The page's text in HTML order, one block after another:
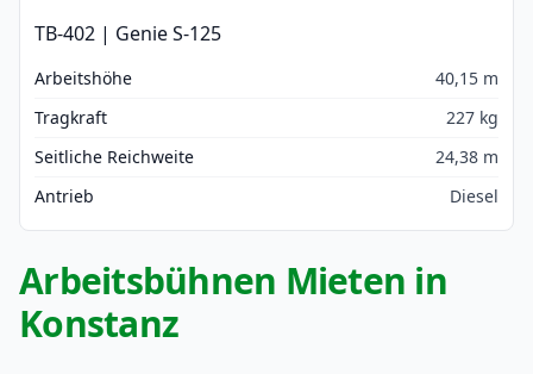
TB-402 | Genie S-125
Arbeitshöhe
40,15 m
Tragkraft
227 kg
Seitliche Reichweite
24,38 m
Antrieb
Diesel
Arbeitsbühnen Mieten in
Konstanz